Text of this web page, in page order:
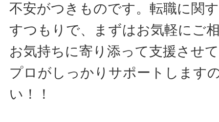
不安がつきものです。転職に関
すつもりで、まずはお気軽にご
お気持ちに寄り添って支援させ
プロがしっかりサポートします
い！！